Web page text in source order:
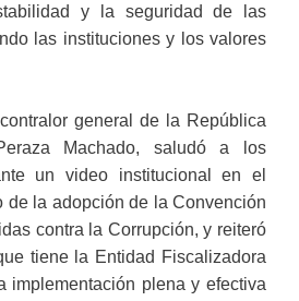
y la seguridad de las
las instituciones y los valores
general de la República
Machado, saludó a los
un video institucional en el
de la adopción de la Convención
contra la Corrupción, y reiteró
tiene la Entidad Fiscalizadora
implementación plena y efectiva